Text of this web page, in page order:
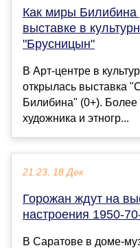
Как миры
выставке в
"Брусницын"
В Арт-центре в
открылась выставка
Билибина" (0+). Более
художника и этногр...
21:23, 18 Дек
Горожан ждут на
настроения 1950-
В Саратове в доме-